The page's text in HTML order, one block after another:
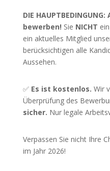
DIE HAUPTBEDINGUNG:
bewerben! Sie NICHT
ein aktuelles Mitglied
berücksichtigen alle
Aussehen.
✅ Es ist kostenlos. Wir
Überprüfung des
sicher. Nur legale
Verpassen Sie nicht Ihre
im Jahr 2026!